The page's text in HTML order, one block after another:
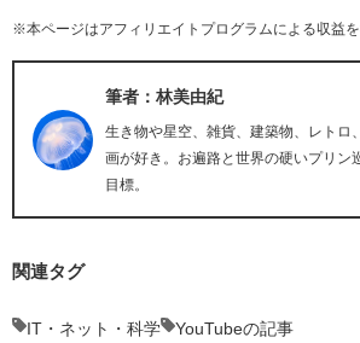
※本ページはアフィリエイトプログラムによる収益
筆者：林美由紀
生き物や星空、雑貨、建築物、レトロ
画が好き。お遍路と世界の硬いプリン
目標。
関連タグ
IT・ネット・科学 YouTubeの記事